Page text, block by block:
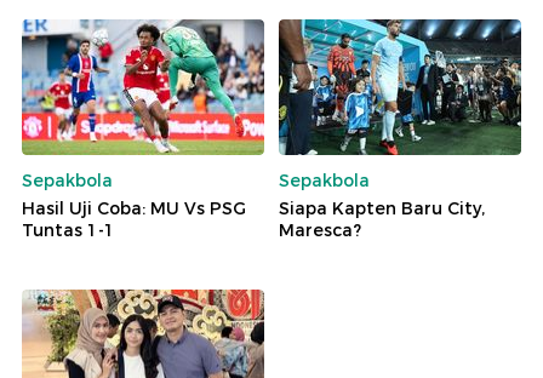
Sepakbola
Hasil Uji Coba: MU Vs PSG
Tuntas 1-1
Sepakbola
Siapa Kapten Baru City,
Maresca?